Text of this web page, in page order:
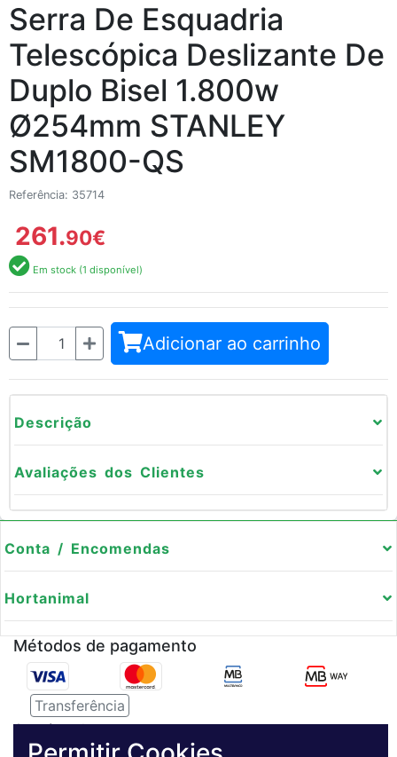
Serra De Esquadria
Telescópica Deslizante De
Duplo Bisel 1.800w
Ø254mm STANLEY
SM1800-QS
Referência: 35714
261.90€
Em stock (1 disponível)
Quantidade Adicionar ao carrinho
Descrição
Avaliações dos Clientes
Conta / Encomendas
Hortanimal
Métodos de pagamento
Transferência
Serviço de entregas